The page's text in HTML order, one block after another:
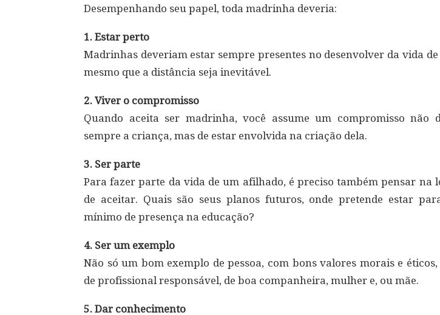
Desempenhando seu papel, toda madrinha deveria:
1. Estar perto
Madrinhas deveriam estar sempre presentes no desenvolver da vida
mesmo que a distância seja inevitável.
2. Viver o compromisso
Quando aceita ser madrinha, você assume um compromisso não
sempre a criança, mas de estar envolvida na criação dela.
3. Ser parte
Para fazer parte da vida de um afilhado, é preciso também pensar na
de aceitar. Quais são seus planos futuros, onde pretende estar
mínimo de presença na educação?
4. Ser um exemplo
Não só um bom exemplo de pessoa, com bons valores morais e
de profissional responsável, de boa companheira, mulher e, ou mãe.
5. Dar conhecimento